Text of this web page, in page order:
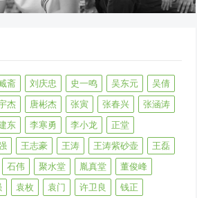
斋 刘庆忠 史一鸣 吴东元
吴倩
杰 唐彬杰 张寅 张春兴
张涵涛
东 李寒勇 李小龙
正堂
王志豪 王涛 王涛紫砂壶
王磊
石伟 聚水堂 胤真堂
董俊峰
袁枚 袁门 许卫良
钱正